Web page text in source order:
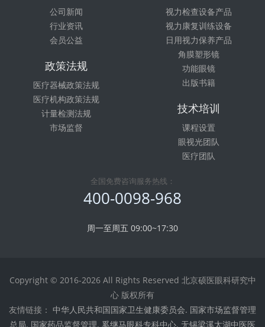
公司新闻
行业资讯
会员公益
视力检查设备产品
视力康复训练设备
日用视力保养产品
角膜塑形镜
功能眼镜
出版书籍
政策法规
医疗器械政策法规
医疗机构政策法规
计量检测法规
市场监督
技术培训
课程设置
眼视光团队
医疗团队
全国免费咨询服务热线：
400-0098-968
周一至周五 09:00~17:30
Copyright © 2016-2026 All Rights Reserved 北京硕医眼科研究中
心 版权所有
友情链接： 中华人民共和国国家卫生健康委员会. 国家市场监督管理
总局. 国家药品监督管理. 奚继马眼科专科中心. 无锡梁溪太湖中医医